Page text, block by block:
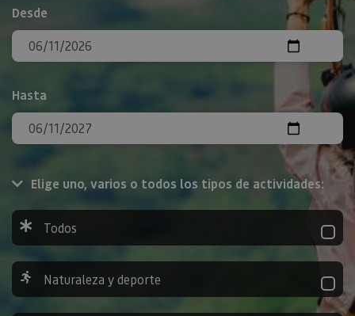
Desde
Hasta
Elige uno, varios o todos los tipos de actividades:
Todos
Naturaleza y deporte